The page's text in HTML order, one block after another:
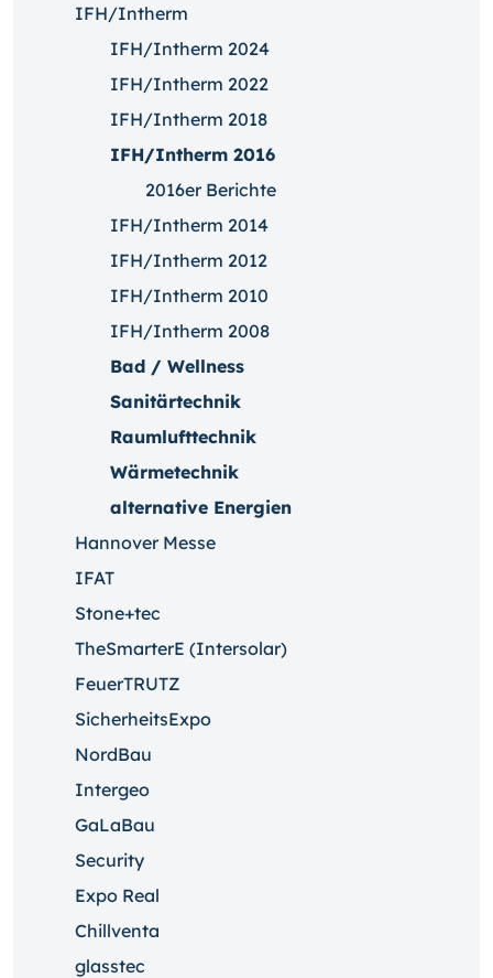
IFH/Intherm
IFH/Intherm 2024
IFH/Intherm 2022
IFH/Intherm 2018
IFH/Intherm 2016
2016er Berichte
IFH/Intherm 2014
IFH/Intherm 2012
IFH/Intherm 2010
IFH/Intherm 2008
Bad / Wellness
Sanitärtechnik
Raumlufttechnik
Wärmetechnik
alternative Energien
Hannover Messe
IFAT
Stone+tec
TheSmarterE (Intersolar)
FeuerTRUTZ
SicherheitsExpo
NordBau
Intergeo
GaLaBau
Security
Expo Real
Chillventa
glasstec